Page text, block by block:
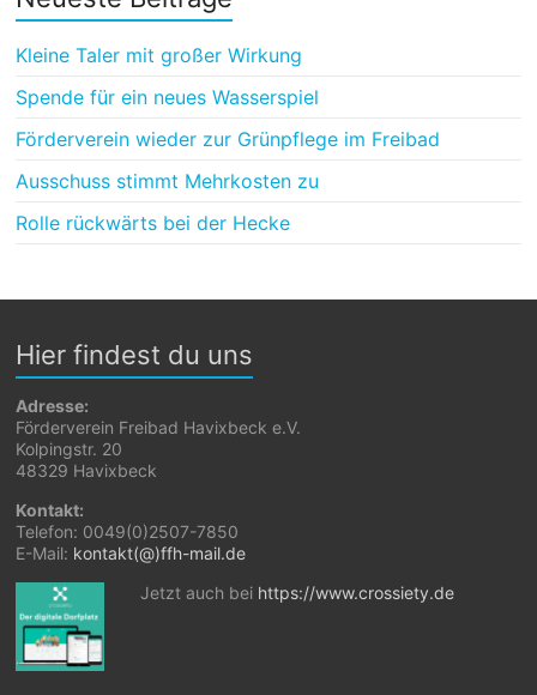
Kleine Taler mit großer Wirkung
Spende für ein neues Wasserspiel
Förderverein wieder zur Grünpflege im Freibad
Ausschuss stimmt Mehrkosten zu
Rolle rückwärts bei der Hecke
Hier findest du uns
Adresse:
Förderverein Freibad Havixbeck e.V.
Kolpingstr. 20
48329 Havixbeck
Kontakt:
Telefon: 0049(0)2507-7850
E-Mail: kontakt(@)ffh-mail.de
Jetzt auch bei https://www.crossiety.de